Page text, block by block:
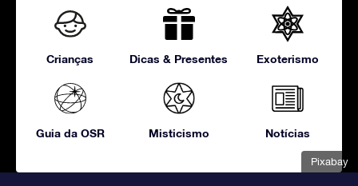
Pixabay
Crianças Dicas & Presentes Exoterismo
Guia da OSR Misticismo Notícias